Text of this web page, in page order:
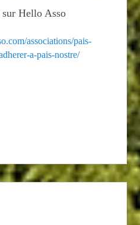
Hello Asso
associations/pais-
a-pais-nostre/